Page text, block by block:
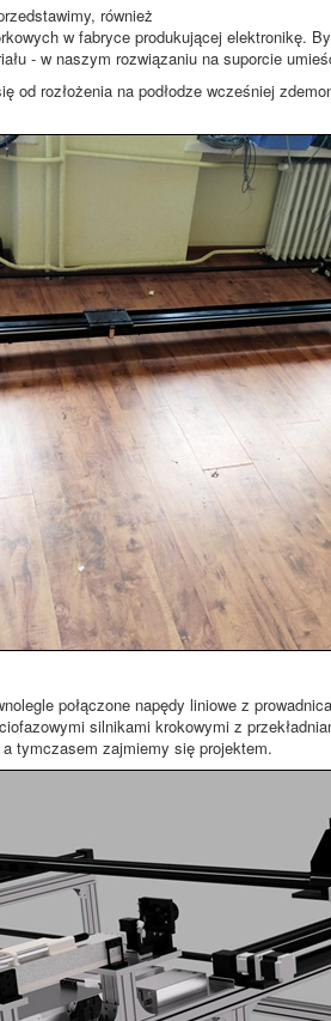
również
w fabryce produkującej elektronikę.
- w naszym rozwiązaniu na suporcie
rozłożenia na podłodze wcześniej
połączone napędy liniowe z
silnikami krokowymi z
tymczasem zajmiemy się projektem.